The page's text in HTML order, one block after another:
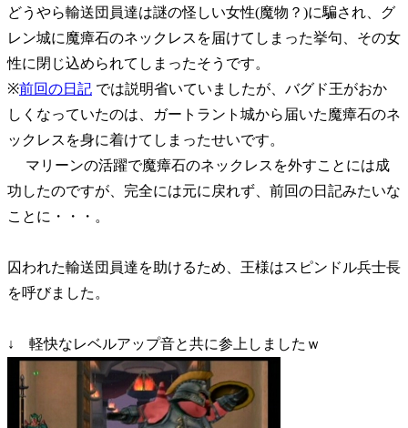
どうやら輸送団員達は謎の怪しい女性(魔物？)に騙され、グ
レン城に魔瘴石のネックレスを届けてしまった挙句、その女
性に閉じ込められてしまったそうです。
※前回の日記 では説明省いていましたが、バグド王がおか
しくなっていたのは、ガートラント城から届いた魔瘴石のネ
ックレスを身に着けてしまったせいです。
マリーンの活躍で魔瘴石のネックレスを外すことには成
功したのですが、完全には元に戻れず、前回の日記みたいな
ことに・・・。
囚われた輸送団員達を助けるため、王様はスピンドル兵士長
を呼びました。
↓ 軽快なレベルアップ音と共に参上しましたｗ